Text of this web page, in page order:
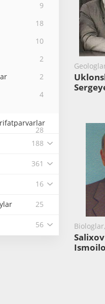
9
18
10
2
2
4
28
188
361
16
25
56